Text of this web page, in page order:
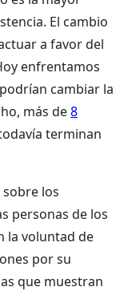
El cambio
a favor del
enfrentamos
cambiar la
más de8
terminan
los
personas de los
la voluntad de
por su
que muestran